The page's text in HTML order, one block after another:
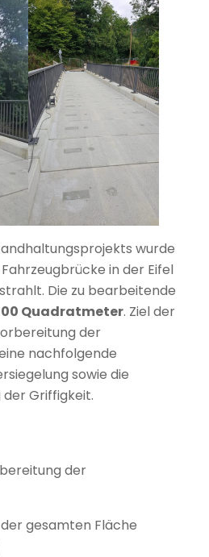
wurde
in der Eifel
Die zu bearbeitende
Quadratmeter. Ziel der
der
nachfolgende
sowie die
Griffigkeit.
der
gesamten Fläche